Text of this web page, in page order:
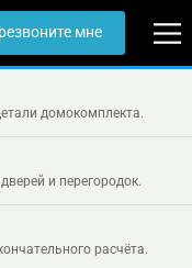
мне
домокомплекта.
и перегородок.
расчёта.